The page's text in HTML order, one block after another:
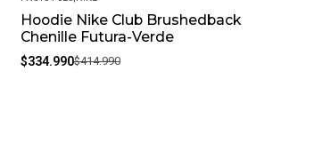
-19%
Hoodie Nike Club Brushedback
Chenille Futura-Verde
$334.990$414.990